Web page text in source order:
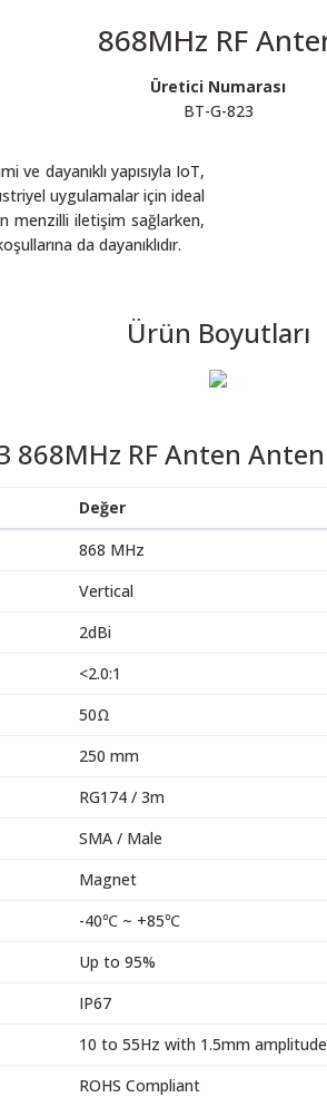
868MHz RF
Üretici Numarası
BT-G-823
ve dayanıklı yapısıyla IoT,
uygulamalar için ideal
menzilli iletişim sağlarken,
da dayanıklıdır.
Ürün Boyutları
868MHz RF Anten
Değer
868 MHz
Vertical
2dBi
<2.0:1
50Ω
250 mm
RG174 / 3m
SMA / Male
Magnet
-40℃ ~ +85℃
Up to 95%
IP67
10 to 55Hz with 1.5mm
ROHS Compliant